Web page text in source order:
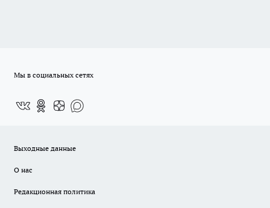
Мы в социальных сетях
Выходные данные
О нас
Редакционная политика